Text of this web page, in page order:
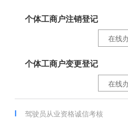
个体工商户注销登记
在线
个体工商户变更登记
在线
驾驶员从业资格诚信考核